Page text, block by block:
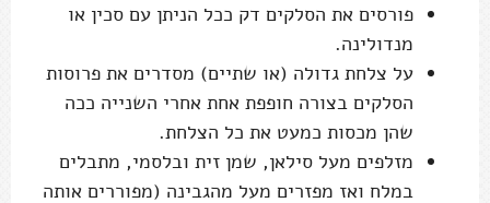
פורסים את הסלקים דק ככל הניתן עם סכין או
מנדולינה.
על צלחת גדולה (או שתיים) מסדרים את פרוסות
הסלקים בצורה חופפת אחת אחרי השנייה ככה
שהן מכסות כמעט את כל הצלחת.
מזלפים מעל סילאן, שמן זית ובלסמי, מתבלים
במלח ואז מפזרים מעל מהגבינה (מפוררים אותה